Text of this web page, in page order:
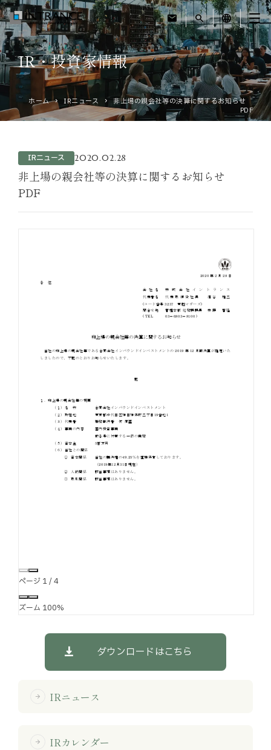
mail search language
トップ
企業情報
運営ホテル
IR・投資家情報
お知らせ
採用情報
サイトマップ 勧誘方針
IR・投資家情報
ホーム IRニュース
非上場の親会社等の決算に関するお知らせ
PDF
IRニュース 2020.02.28
非上場の親会社等の決算に関するお知らせ
PDF
ページ 1/4
ズーム 100%
ダウンロードはこちら
arrow_forward IRニュース
arrow_forward IRカレンダー